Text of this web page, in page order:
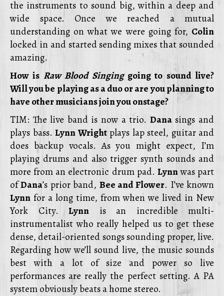
the instruments to sound big, within a deep and
wide space. Once we reached a mutual
understanding on what we were going for, Colin
locked in and started sending mixes that sounded
amazing.
How is Raw Blood Singinggoing to sound live?
Will you be playing as a duo or are you planning to
have other musicians join you onstage?
TIM: The live band is now a trio. Danasings and
plays bass. Lynn Wrightplays lap steel, guitar and
does backup vocals. As you might expect, I’m
playing drums and also trigger synth sounds and
more from an electronic drum pad. Lynnwas part
ofDana’s prior band, Bee and Flower. I’ve known
Lynn for a long time, from when we lived in New
York City. Lynn is an incredible multi-
instrumentalist who really helped us to get these
dense, detail-oriented songs sounding proper, live.
Regarding how we’ll sound live, the music sounds
best with a lot of size and power so live
performances are really the perfect setting. A PA
system obviously beats a home stereo.